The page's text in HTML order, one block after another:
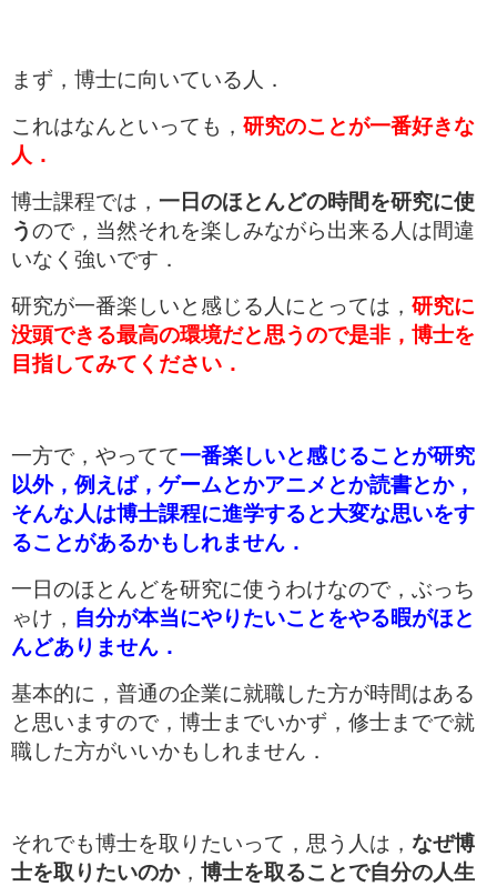
まず，博士に向いている人．
これはなんといっても， 研究のことが一番好きな
人．
博士課程では， 一日のほとんどの時間を研究に使
う ので，当然それを楽しみながら出来る人は間違
いなく強いです．
研究が一番楽しいと感じる人にとっては， 研究に
没頭できる最高の環境だと思うので是非，博士を
目指してみてください．
一方で，やってて一番楽しいと感じることが研究
以外，例えば，ゲームとかアニメとか読書とか，
そんな人は博士課程に進学すると大変な思いをす
ることがあるかもしれません．
一日のほとんどを研究に使うわけなので，ぶっち
ゃけ， 自分が本当にやりたいことをやる暇がほと
んどありません．
基本的に，普通の企業に就職した方が時間はある
と思いますので，博士までいかず，修士までで就
職した方がいいかもしれません．
それでも博士を取りたいって，思う人は， なぜ博
士を取りたいのか， 博士を取ることで自分の人生